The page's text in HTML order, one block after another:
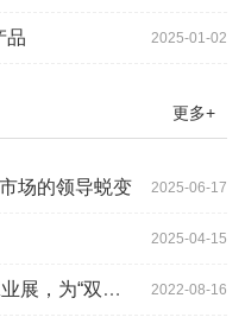
2025-01-02
品
更多+
2025-06-17
场的领导蜕变
2025-04-15
2022-08-16
畅通堵点、卡点